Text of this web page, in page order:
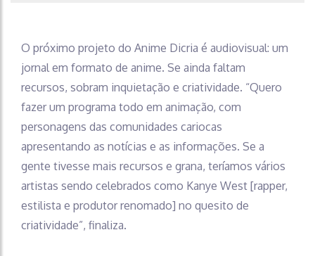
O próximo projeto do Anime Dicria é audiovisual: um
jornal em formato de anime. Se ainda faltam
recursos, sobram inquietação e criatividade. “Quero
fazer um programa todo em animação, com
personagens das comunidades cariocas
apresentando as notícias e as informações. Se a
gente tivesse mais recursos e grana, teríamos vários
artistas sendo celebrados como Kanye West [rapper,
estilista e produtor renomado] no quesito de
criatividade”, finaliza.